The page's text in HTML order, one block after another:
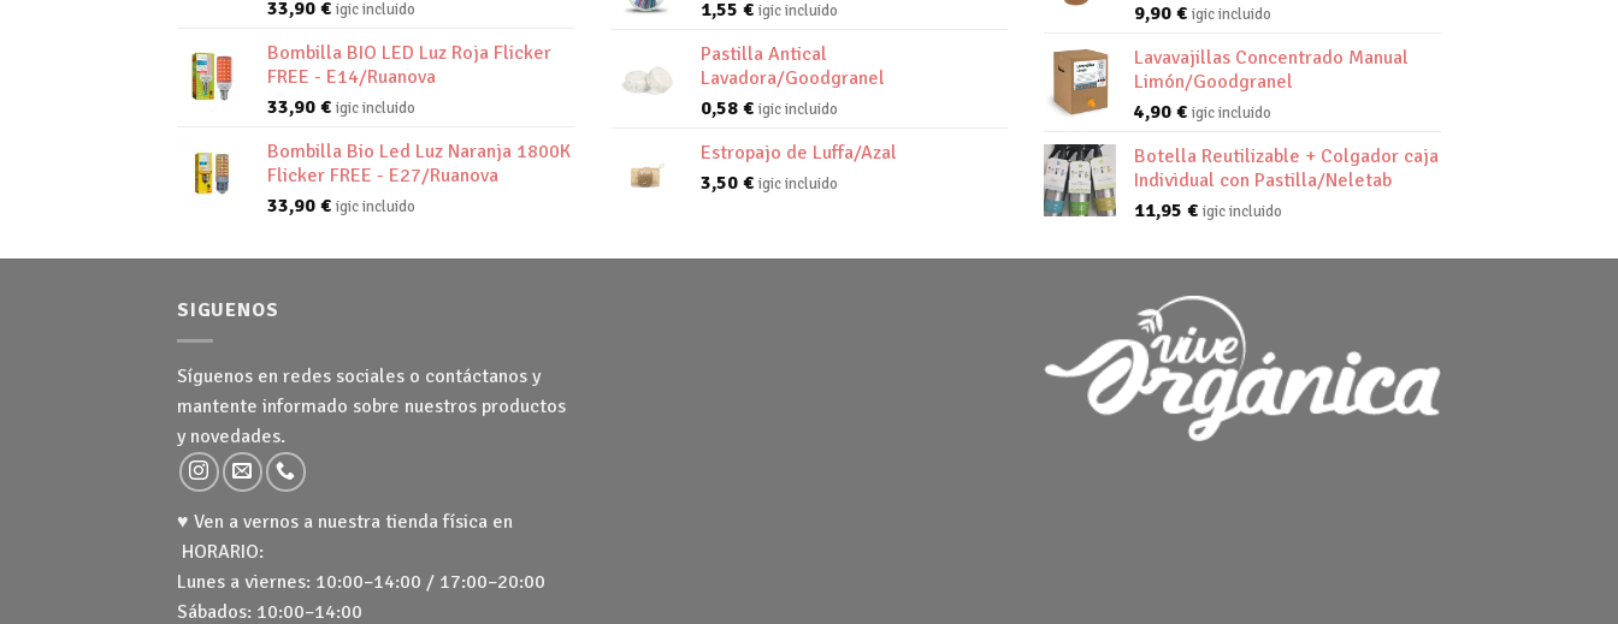
33,90 € igic incluido
Bombilla BIO LED Luz Roja Flicker
FREE - E14/Ruanova
33,90 € igic incluido
Bombilla Bio Led Luz Naranja 1800K
Flicker FREE - E27/Ruanova
33,90 € igic incluido
1,55 € igic incluido
Pastilla Antical
Lavadora/Goodgranel
0,58 € igic incluido
Estropajo de Luffa/Azal
3,50 € igic incluido
9,90 € igic incluido
Lavavajillas Concentrado Manual
Limón/Goodgranel
4,90 € igic incluido
Botella Reutilizable + Colgador caja
Individual con Pastilla/Neletab
11,95 € igic incluido
SIGUENOS
Síguenos en redes sociales o contáctanos y
mantente informado sobre nuestros productos
y novedades.
♥ Ven a vernos a nuestra tienda física en
HORARIO:
Lunes a viernes: 10:00–14:00 / 17:00–20:00
Sábados: 10:00–14:00